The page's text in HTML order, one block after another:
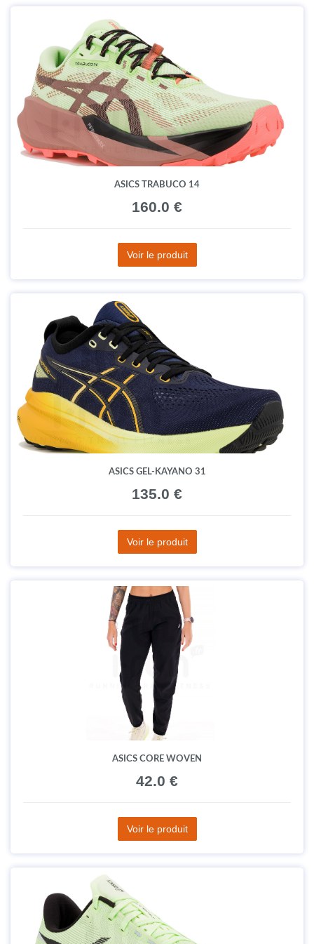
ASICS TRABUCO 14
160.0 €
Voir le produit
ASICS GEL-KAYANO 31
135.0 €
Voir le produit
ASICS CORE WOVEN
42.0 €
Voir le produit